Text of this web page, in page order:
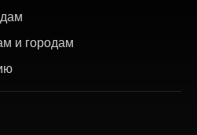
и городам